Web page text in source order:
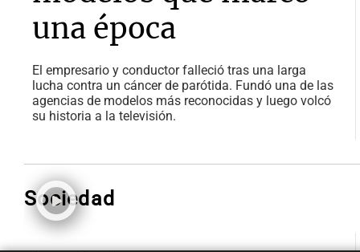
una época
El empresario y conductor falleció tras una larga
lucha contra un cáncer de parótida. Fundó una de las
agencias de modelos más reconocidas y luego volcó
su historia a la televisión.
Sociedad